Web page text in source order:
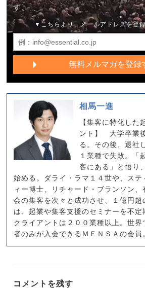
す。
▼こちらより、メールアドレスを登
相馬一進
【集客に特化した
ント】 大学卒業
る。その後、退社
１業種で失敗。「
客にある」と悟り
始める。ダライ・ラマ１４世や、ス
ィー博士、リチャード・ブランソン
会の集客を次々と成功させ、１億円超
は、起業や集客支援のセミナーを不定
クライアントは２００業種以上。世
者のみが入会できるＭＥＮＳＡの会員
コメントを残す